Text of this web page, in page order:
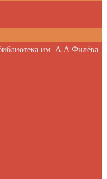
им. А.А.Филёва